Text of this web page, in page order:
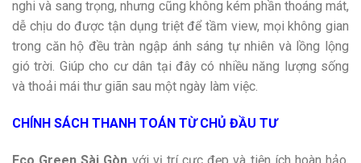
nghi và sang trọng, nhưng cũng không kém phần thoáng mát,
dễ chịu do được tận dụng triệt để tầm view, mọi không gian
trong căn hộ đều tràn ngập ánh sáng tự nhiên và lồng lộng
gió trời. Giúp cho cư dân tại đây có nhiều năng lượng sống
và thoải mái thư giãn sau một ngày làm việc.
CHÍNH SÁCH THANH TOÁN TỪ CHỦ ĐẦU TƯ